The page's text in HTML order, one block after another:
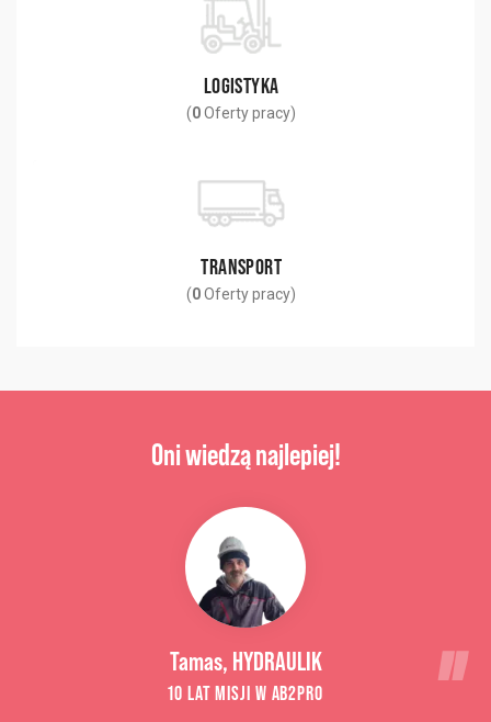
LOGISTYKA
(0Oferty pracy)
TRANSPORT
(0Oferty pracy)
Oni wiedzą najlepiej!
Tamas, HYDRAULIK
10 LAT MISJI W AB2PRO